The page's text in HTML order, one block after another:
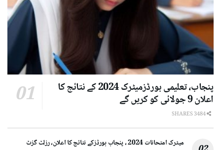
پنجاب، تعلیمی بورڈزمیٹرک 2024 کے نتائج کا
اعلان 9 جولائی کو کریں گے
میٹرک امتحانات 2024 ، پنجاب بورڈزکے نتائج کا اعلان، رزلٹ گزٹ